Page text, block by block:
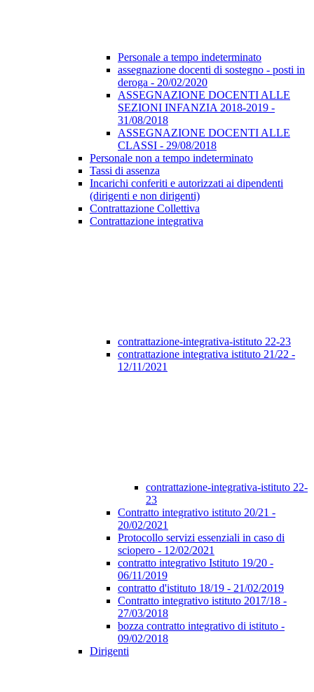
Personale a tempo indeterminato
assegnazione docenti di sostegno - posti in
deroga - 20/02/2020
ASSEGNAZIONE DOCENTI ALLE
SEZIONI INFANZIA 2018-2019 -
31/08/2018
ASSEGNAZIONE DOCENTI ALLE
CLASSI - 29/08/2018
Personale non a tempo indeterminato
Tassi di assenza
Incarichi conferiti e autorizzati ai dipendenti
(dirigenti e non dirigenti)
Contrattazione Collettiva
Contrattazione integrativa
contrattazione-integrativa-istituto 22-23
contrattazione integrativa istituto 21/22 -
12/11/2021
contrattazione-integrativa-istituto 22-
23
Contratto integrativo istituto 20/21 -
20/02/2021
Protocollo servizi essenziali in caso di
sciopero - 12/02/2021
contratto integrativo Istituto 19/20 -
06/11/2019
contratto d'istituto 18/19 - 21/02/2019
Contratto integrativo istituto 2017/18 -
27/03/2018
bozza contratto integrativo di istituto -
09/02/2018
Dirigenti